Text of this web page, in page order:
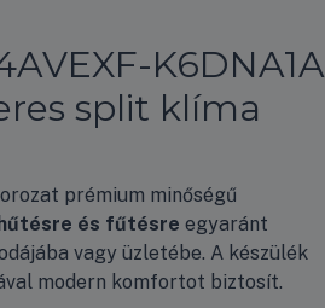
K6DNA1A
split klíma
prémium minőségű
hűtésre és fűtésre egyaránt
vagy üzletébe. A készülék
modern komfortot biztosít.